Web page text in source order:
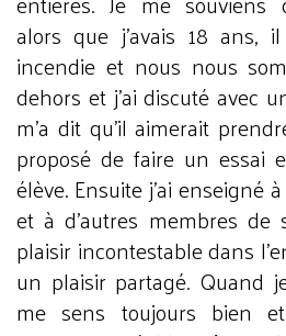
alors que j’avais 18
incendie et nous nous
dehors et j’ai discuté avec
m’a dit qu’il aimerait
proposé de faire un essai
élève. Ensuite j’ai enseigné
et à d’autres membres
plaisir incontestable dans
un plaisir partagé. Quand
me sens toujours bien